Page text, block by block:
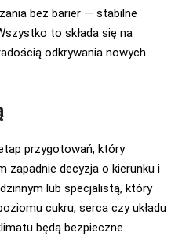
bez barier — stabilne
to składa się na
odkrywania nowych
przygotowań, który
zapadnie decyzja o kierunku i
lub specjalistą, który
cukru, serca czy układu
będą bezpieczne.